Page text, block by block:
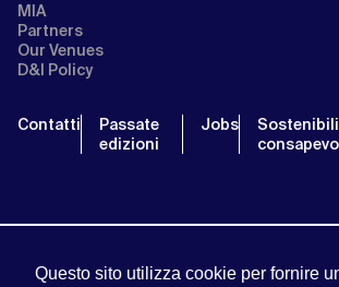
Questo sito utilizza cookie per fornire
MIA
Partners
Our Venues
D&I Policy
Contatti
Passate
edizioni
Jobs